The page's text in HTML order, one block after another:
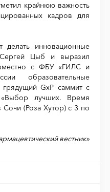
крайнюю важность
кадров для
инновационные
Сергей Цыб и выразил
с ФБУ «ГИЛС и
образовательные
GxP саммит с
«Выбор лучших. Время
(Роза Хутор) с 3 по
вестник»